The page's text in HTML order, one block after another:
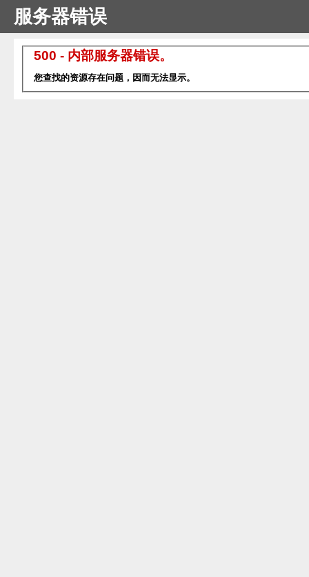
服务器错误
500 - 内部服务器错误。
您查找的资源存在问题，因而无法显示。